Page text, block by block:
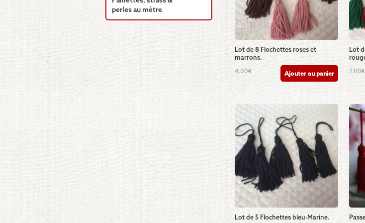
Lot de 8 Flochettes roses et
marrons.
4.00€ Ajouter au panier
Lot
7.00€
Lot de 5 Flochettes bleu-Marine.
perles au mètre